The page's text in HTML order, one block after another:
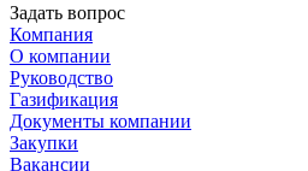
Задать вопрос
Компания
О компании
Руководство
Газификация
Документы компании
Закупки
Вакансии